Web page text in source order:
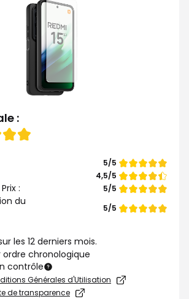
:
Note
de
5/5
Note
de
4,5/5
:
Note
5/5
du
Note
5/5
les 12 derniers mois.
ordre chronologique
contrôle
Générales d'Utilisation
de transparence